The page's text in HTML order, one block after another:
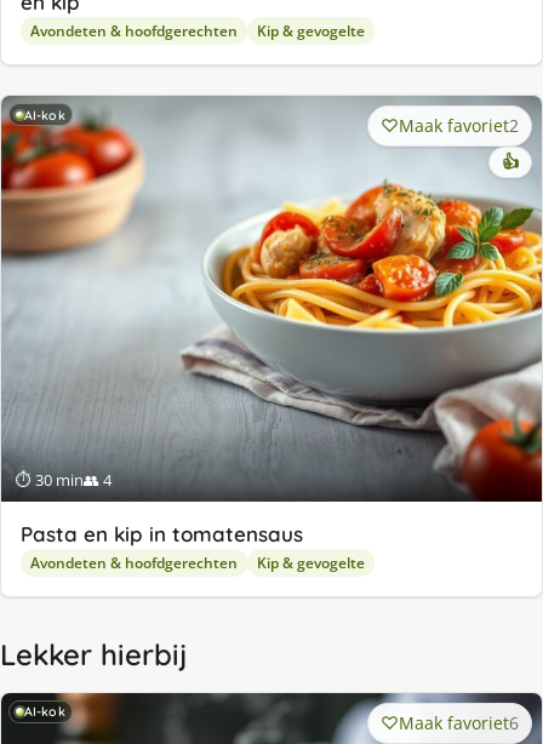
Avondeten & hoofdgerechten Kip & gevogelte
AI-kok
⏱ 30 min👥 4
Maak favoriet2
👍
Pasta en kip in tomatensaus
Avondeten & hoofdgerechten Kip & gevogelte
Lekker hierbij
AI-kok Maak favoriet6